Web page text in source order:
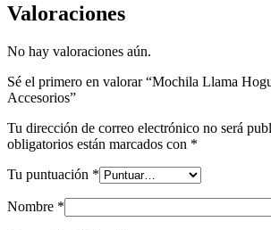
Valoraciones
No hay valoraciones aún.
Sé el primero en valorar “Mochila Llama
Accesorios”
Tu dirección de correo electrónico no será
obligatorios están marcados con *
Tu puntuación *
Nombre *